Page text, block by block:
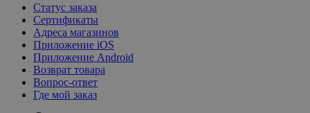
Статус заказа
Сертификаты
Адреса магазинов
Приложение iOS
Приложение Android
Возврат товара
Вопрос-ответ
Где мой заказ